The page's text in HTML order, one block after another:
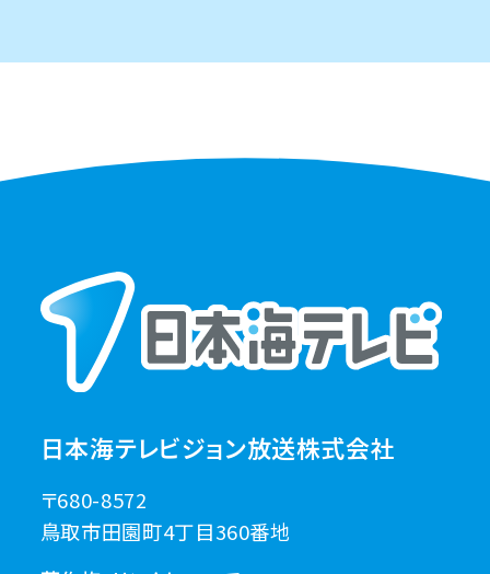
日本海テレビジョン放送株式会社
〒680-8572
鳥取市田園町4丁目360番地